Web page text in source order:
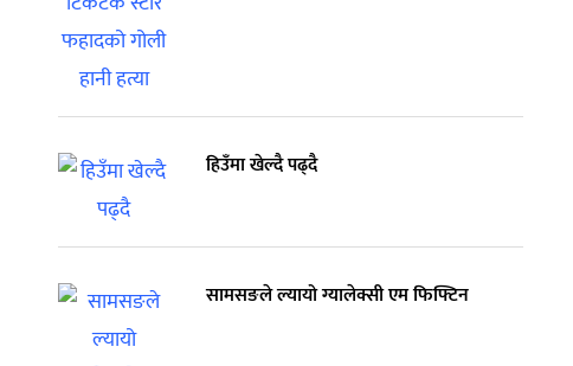
हिउँमा खेल्दै पढ्दै
सामसङले ल्यायो ग्यालेक्सी एम फिफ्टिन